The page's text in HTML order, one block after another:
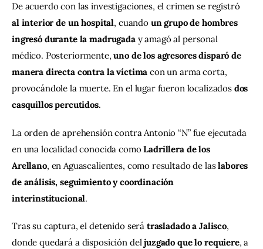
De acuerdo con las investigaciones, el crimen se registró
al interior de un hospital, cuando un grupo de hombres
ingresó durante la madrugada y amagó al personal
médico. Posteriormente, uno de los agresores disparó de
manera directa contra la víctima con un arma corta,
provocándole la muerte. En el lugar fueron localizados dos
casquillos percutidos.
La orden de aprehensión contra Antonio “N” fue ejecutada
en una localidad conocida como Ladrillera de los
Arellano, en Aguascalientes, como resultado de las labores
de análisis, seguimiento y coordinación
interinstitucional.
Tras su captura, el detenido será trasladado a Jalisco,
donde quedará a disposición del juzgado que lo requiere, a